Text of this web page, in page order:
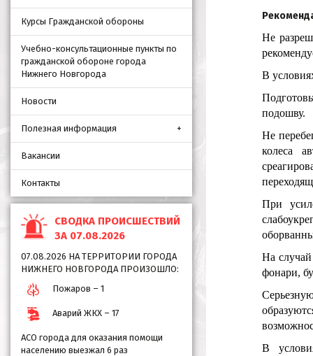
Курсы Гражданской обороны
Учебно-консультационные пункты по
гражданской обороне города
Нижнего Новгорода
Новости
Полезная информация
Вакансии
Контакты
СВОДКА ПРОИСШЕСТВИЙ
ЗА 07.08.2026
07.08.2026 НА ТЕРРИТОРИИ ГОРОДА
НИЖНЕГО НОВГОРОДА ПРОИЗОШЛО:
Пожаров – 1
Аварий ЖКХ – 17
АСО города для оказания помощи
населению выезжал 6 раз
Не
В
подошву.
Не
колеса
При
На случай
фонари,
В